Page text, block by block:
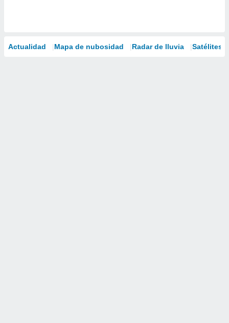
Actualidad Mapa de nubosidad Radar de lluvia Satélites